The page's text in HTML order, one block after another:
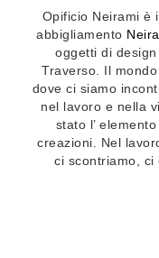
Opificio Neirami è
abbigliamento
oggetti di design
Traverso. Il
dove ci siamo
nel lavoro e nella
stato l’
creazioni. Nel
ci scontriamo, ci